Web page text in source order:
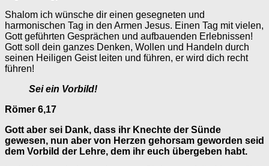
Shalom ich wünsche dir einen gesegneten und
harmonischen Tag in den Armen Jesus. Einen Tag mit vielen,
Gott geführten Gesprächen und aufbauenden Erlebnissen!
Gott soll dein ganzes Denken, Wollen und Handeln durch
seinen Heiligen Geist leiten und führen, er wird dich recht
führen!
Sei ein Vorbild!
Römer 6,17
Gott aber sei Dank, dass ihr Knechte der Sünde
gewesen, nun aber von Herzen gehorsam geworden seid
dem Vorbild der Lehre, dem ihr euch übergeben habt.